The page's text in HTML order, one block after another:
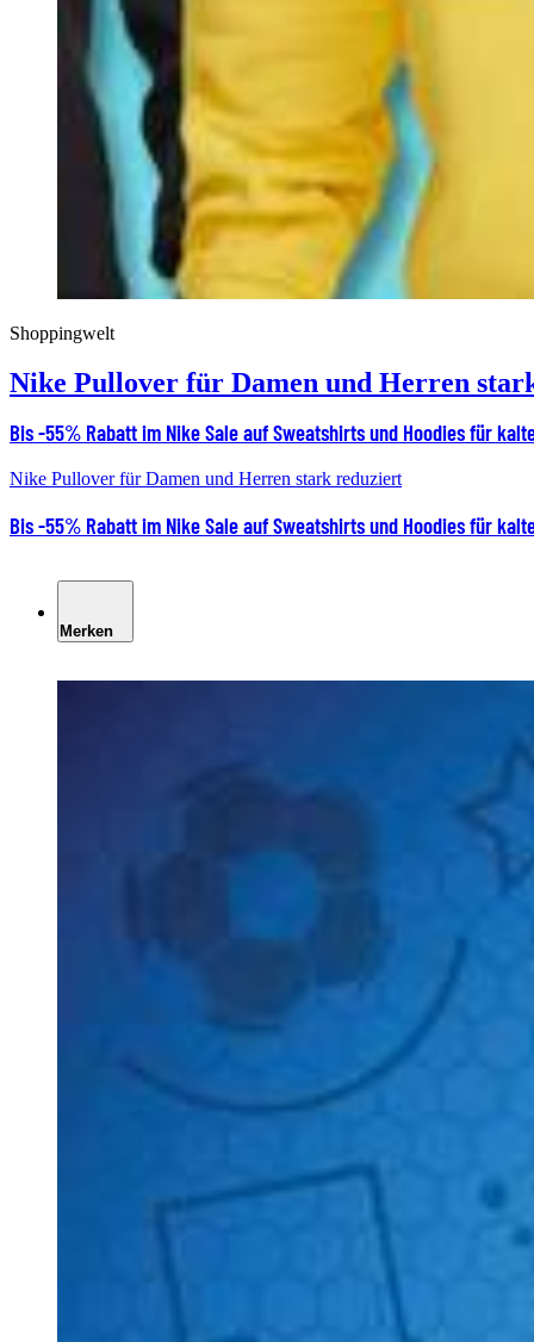
Shoppingwelt
Nike Pullover für Damen und Herren
Bis -55% Rabatt im Nike Sale auf Sweatshirts und Hoodies für
Nike Pullover für Damen und Herren stark reduziert
Bis -55% Rabatt im Nike Sale auf Sweatshirts und Hoodies für
Merken